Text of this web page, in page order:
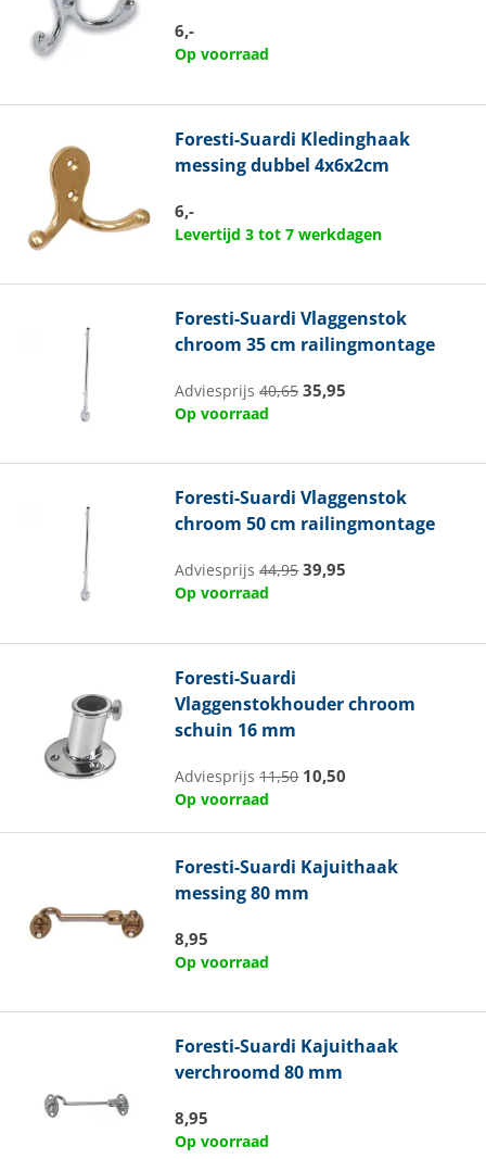
6,-
Op voorraad
Foresti-Suardi Kledinghaak
messing dubbel 4x6x2cm
6,-
Levertijd 3 tot 7 werkdagen
Foresti-Suardi Vlaggenstok
chroom 35 cm railingmontage
Adviesprijs40,65 35,95
Op voorraad
Foresti-Suardi Vlaggenstok
chroom 50 cm railingmontage
Adviesprijs44,95 39,95
Op voorraad
Foresti-Suardi
Vlaggenstokhouder chroom
schuin 16 mm
Adviesprijs11,50 10,50
Op voorraad
Foresti-Suardi Kajuithaak
messing 80 mm
8,95
Op voorraad
Foresti-Suardi Kajuithaak
verchroomd 80 mm
8,95
Op voorraad